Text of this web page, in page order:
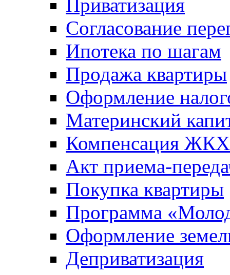
Приватизация
Согласование
Ипотека по шагам
Продажа квартиры
Оформление
Материнский
Компенсация ЖКХ
Акт приема-
Покупка квартиры
Программа
Оформление
Деприватизация